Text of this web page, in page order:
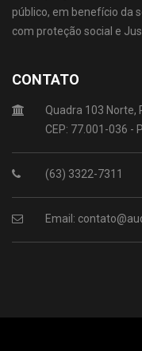
público, em benefício da
com proteção social e
CONTATO
Quadra 103 Norte,
CEP: 77.001-036 -
(63) 3322-7311
Email: